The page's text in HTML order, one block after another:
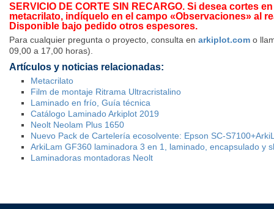
SERVICIO DE CORTE SIN RECARGO. Si desea cortes
metacrilato, indíquelo en el campo «Observaciones» al
Disponible bajo pedido otros espesores.
Para cualquier pregunta o proyecto, consulta en arkiplot.com o
09,00 a 17,00 horas).
Artículos y noticias relacionadas:
Metacrilato
Film de montaje Ritrama Ultracristalino
Laminado en frío, Guía técnica
Catálogo Laminado Arkiplot 2019
Neolt Neolam Plus 1650
Nuevo Pack de Cartelería ecosolvente: Epson SC-
ArkiLam GF360 laminadora 3 en 1, laminado, encapsulado y
Laminadoras montadoras Neolt